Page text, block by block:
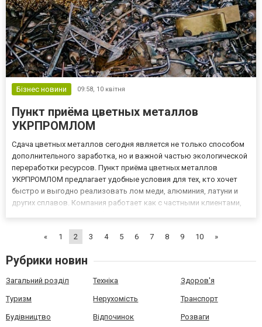
Бізнес новини 09:58, 10 квітня
Пункт приёма цветных металлов
УКРПРОМЛОМ
Сдача цветных металлов сегодня является не только способом
дополнительного заработка, но и важной частью экологической
переработки ресурсов. Пункт приёма цветных металлов
УКРПРОМЛОМ предлагает удобные условия для тех, кто хочет
быстро и выгодно реализовать лом меди, алюминия, латуни и
других сплавов. Компания работает как с частными клиентами,
сдавать...« 1 2 3 4 5 6 7 8 9 10 »
Рубрики новин
Загальний розділ Техніка Здоров'я
Туризм Нерухомість Транспорт
Будівництво Відпочинок Розваги